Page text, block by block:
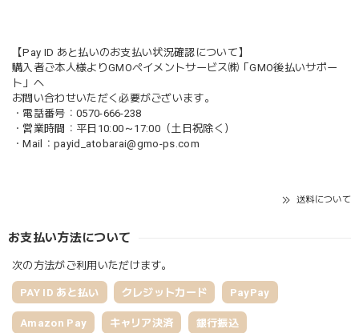
【Pay ID あと払いのお支払い状況確認について】
購入者ご本人様よりGMOペイメントサービス㈱「GMO後払いサポー
ト」へ
お問い合わせいただく必要がございます。
・電話番号：0570-666-238
・営業時間：平日10:00～17:00（土日祝除く）
・Mail： payid_atobarai@gmo-ps.com
送料について
お支払い方法について
次の方法がご利用いただけます。
PAY ID あと払い クレジットカード PayPay
Amazon Pay キャリア決済 銀行振込